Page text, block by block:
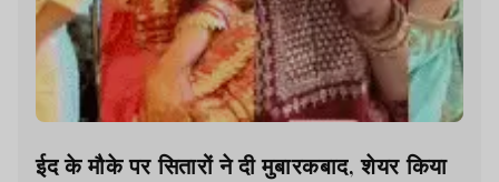
ईद के मौके पर सितारों ने दी मुबारकबाद, शेयर किया